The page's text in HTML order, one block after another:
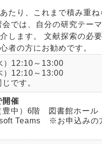
たり、これまで積み重
では、自分の研究テー
します。 文献探索の必
者の方にお勧めです。
）12:10～13:00
）12:10～13:00
です。
開催
豊中）6階 図書館ホール
Teams ※お申込みの